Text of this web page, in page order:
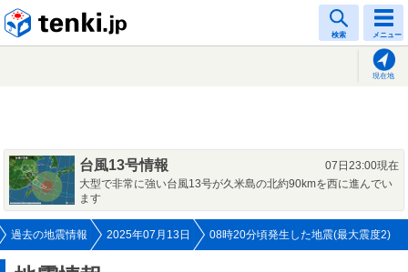
検索 メニュー
現在地
台風13号情報
07日23:00現在
大型で非常に強い台風13号が久米島の北約90kmを西に進んでい
ます
過去の地震情報 2025年07月13日 08時20分頃発生した地震(最大震度2)